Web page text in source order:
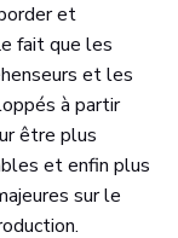
et
fait que les
et les
à partir
être plus
et enfin plus
sur le